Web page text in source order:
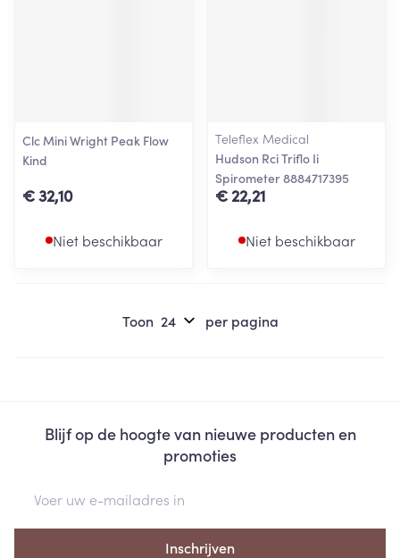
Clc Mini Wright Peak Flow
Kind
€ 32,10
Niet beschikbaar
Teleflex Medical
Hudson Rci Triflo Ii
Spirometer 8884717395
€ 22,21
Niet beschikbaar
Toon per pagina
Blijf op de hoogte van nieuwe producten en
promoties
Inschrijven